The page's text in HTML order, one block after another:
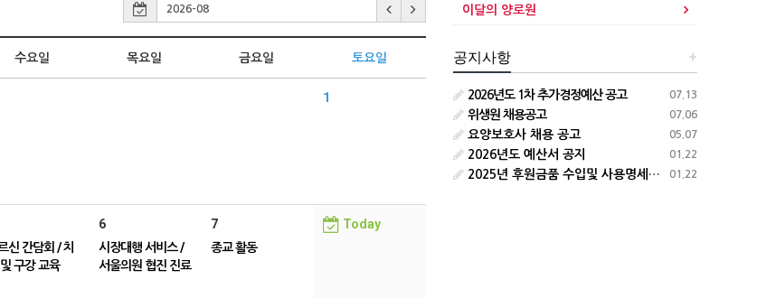
수요일 목요일 금요일 토요일
1
신 간담회 / 치
구강 교육
6
시장대행 서비스 /
서울의원 협진 진료
7
종교 활동
Today
이달의 양로원
+
공지사항
07.13
2026년도 1차 추가경정예산 공고
07.06
위생원 채용공고
05.07
요양보호사 채용 공고
01.22
2026년도 예산서 공지
01.22
2025년 후원금품 수입및 사용명세서 공지